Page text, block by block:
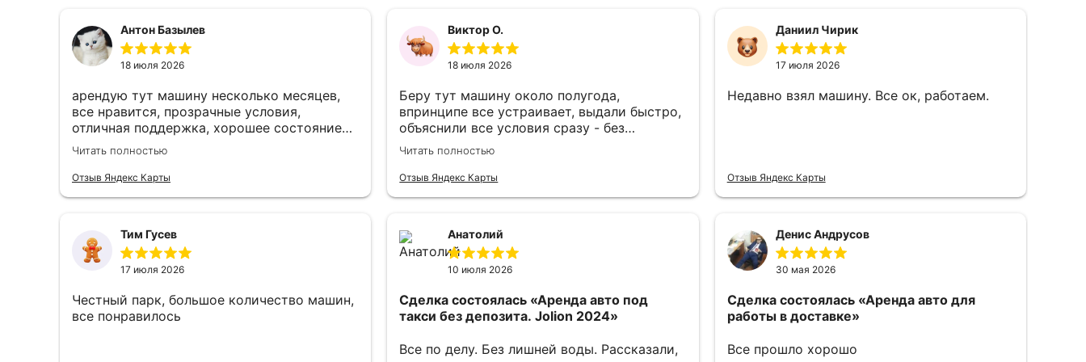
Антон Базылев
18 июля 2026
арендую тут машину несколько месяцев,
все нравится, прозрачные условия,
отличная поддержка, хорошее состояние
машин, очень советую
Читать полностью
Отзыв Яндекс Карты
Виктор О.
18 июля 2026
Беру тут машину около полугода,
впринципе все устраивает, выдали быстро,
объяснили все условия сразу - без
подводных камней рассказали про правила
договора и санкции за их нарушение,
условия не менялись с того момента как
решить возникший вопрос, вне
зависимости от его сложности (понятно,
что иногда не все от них зависит, но видно,
кормят стандартной отпиской в стиле
"ожидайте, ваш вопрос на рассмотрении").
менее норм, конечно не новые, но для авто
Читать полностью
Отзыв Яндекс Карты
Даниил Чирик
17 июля 2026
Недавно взял машину. Все ок, работаем.
Отзыв Яндекс Карты
Тим Гусев
17 июля 2026
Честный парк, большое количество машин,
все понравилось
Анатолий
10 июля 2026
Сделка состоялась «Аренда авто под
такси без депозита. Jolion 2024»
Все по делу. Без лишней воды. Рассказали,
Денис Андрусов
30 мая 2026
Сделка состоялась «Аренда авто для
работы в доставке»
Все прошло хорошо